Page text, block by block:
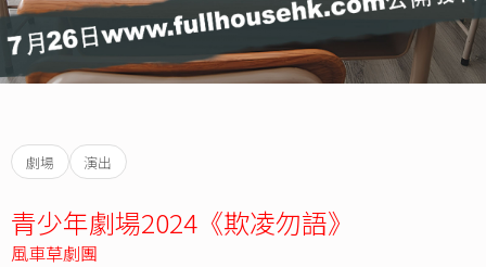
劇場 演出
青少年劇場2024《欺凌勿語》
風車草劇團